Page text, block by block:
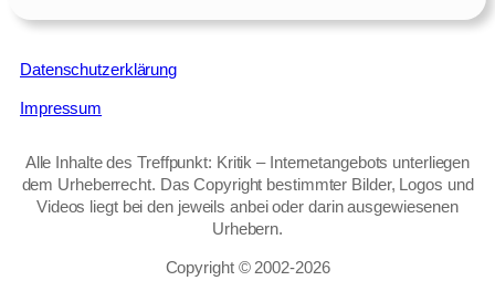
Datenschutzerklärung
Impressum
Alle Inhalte des Treffpunkt: Kritik – Internetangebots unterliegen
dem Urheberrecht. Das Copyright bestimmter Bilder, Logos und
Videos liegt bei den jeweils anbei oder darin ausgewiesenen
Urhebern.
Copyright © 2002‑2026